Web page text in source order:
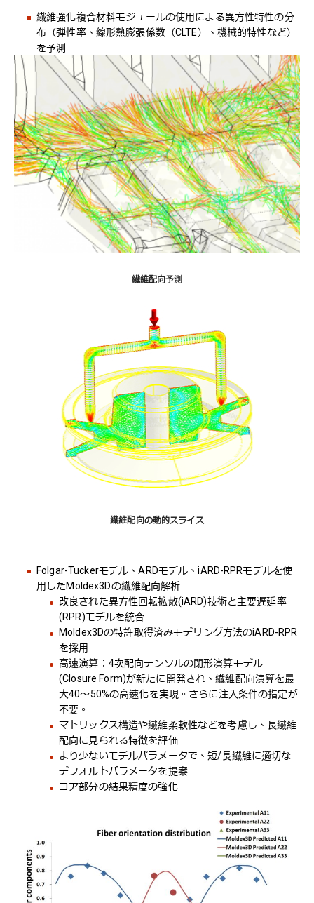
繊維強化複合材料モジュールの使用による異方性特性の分
布（弾性率、線形熱膨張係数（CLTE）、機械的特性など）
を予測
繊維配向予測
繊維配向の動的スライス
Folgar-Tuckerモデル、ARDモデル、iARD-RPRモデルを使
用したMoldex3Dの繊維配向解析
改良された異方性回転拡散(iARD)技術と主要遅延率
(RPR)モデルを統合
Moldex3Dの特許取得済みモデリング方法のiARD-RPR
を採用
高速演算：4次配向テンソルの閉形演算モデル
(Closure Form)が新たに開発され、繊維配向演算を最
大40～50%の高速化を実現。さらに注入条件の指定が
不要。
マトリックス構造や繊維柔軟性などを考慮し、長繊維
配向に見られる特徴を評価
より少ないモデルパラメータで、短/長繊維に適切な
デフォルトパラメータを提案
コア部分の結果精度の強化